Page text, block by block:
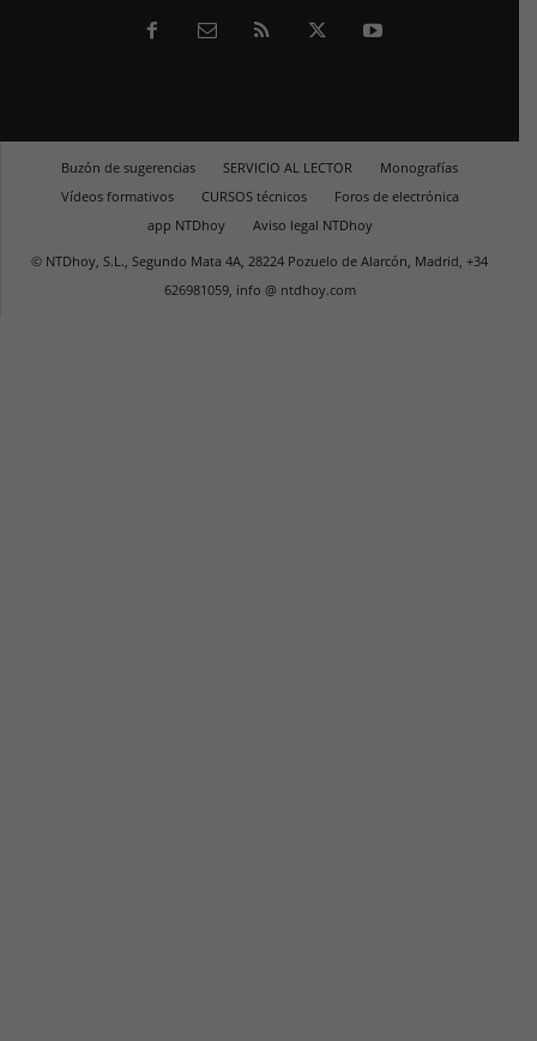
Buzón de sugerencias SERVICIO AL LECTOR
Monografías
Vídeos formativos
CURSOS técnicos
Foros de electrónica
app NTDhoy
Aviso legal NTDhoy
© NTDhoy, S.L., Segundo Mata 4A, 28224 Pozuelo de Alarcón, Madrid, +34
626981059, info @ ntdhoy.com